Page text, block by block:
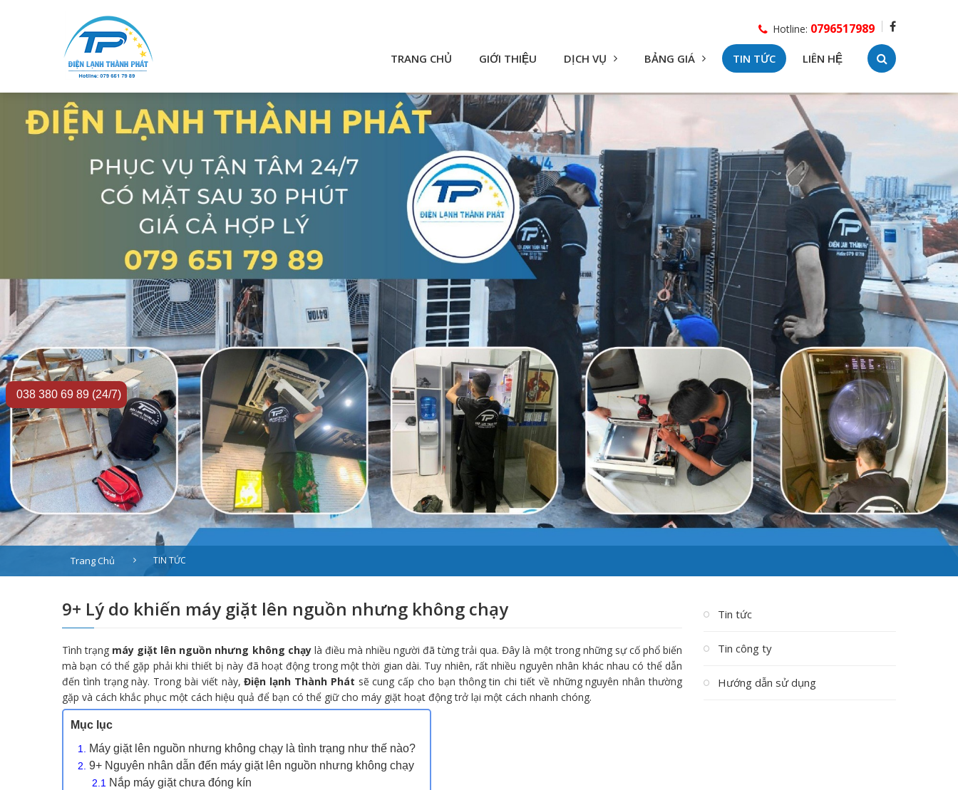
Hotline: 0796517989
TRANG CHỦ GIỚI THIỆU DỊCH VỤ BẢNG GIÁ TIN TỨC LIÊN HỆ
Trang Chủ TIN TỨC
9+ Lý do khiến máy giặt lên nguồn nhưng không chạy
Tình trạng máy giặt lên nguồn nhưng không chạylà điều mà nhiều người đã từng trải qua. Đây là một trong những sự cố phổ biến
mà bạn có thể gặp phải khi thiết bị này đã hoạt động trong một thời gian dài. Tuy nhiên, rất nhiều nguyên nhân khác nhau có thể dẫn
đến tình trạng này. Trong bài viết này,Điện lạnh Thành Phát sẽ cung cấp cho bạn thông tin chi tiết về những nguyên nhân thường
gặp và cách khắc phục một cách hiệu quả để bạn có thể giữ cho máy giặt hoạt động trở lại một cách nhanh chóng.
Mục lục
Máy giặt lên nguồn nhưng không chạy là tình trạng như thế nào?
9+ Nguyên nhân dẫn đến máy giặt lên nguồn nhưng không chạy
Nắp máy giặt chưa đóng kín
Tin tức
Tin công ty
Hướng dẫn sử dụng
038 380 69 89 (24/7)